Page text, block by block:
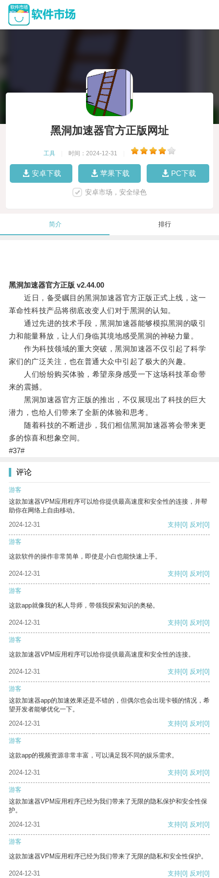
黑洞加速器官方正版网址
工具 时间：2024-12-31
安卓下载 苹果下载 PC下载
安卓市场，安全绿色
简介 排行
黑洞加速器官方正版 v2.44.00
近日，备受瞩目的黑洞加速器官方正版正式上线，这一
革命性科技产品将彻底改变人们对于黑洞的认知。
通过先进的技术手段，黑洞加速器能够模拟黑洞的吸引
力和能量释放，让人们身临其境地感受黑洞的神秘力量。
作为科技领域的重大突破，黑洞加速器不仅引起了科学
家们的广泛关注，也在普通大众中引起了极大的兴趣。
人们纷纷购买体验，希望亲身感受一下这场科技革命带
来的震撼。
黑洞加速器官方正版的推出，不仅展现出了科技的巨大
潜力，也给人们带来了全新的体验和思考。
随着科技的不断进步，我们相信黑洞加速器将会带来更
多的惊喜和想象空间。
#37#
评论
游客
这款加速器VPM应用程序可以给你提供最高速度和安全性的连接，并帮
助你在网络上自由移动。
2024-12-31
支持[0] 反对[0]
游客
这款软件的操作非常简单，即使是小白也能快速上手。
2024-12-31 支持[0] 反对[0]
游客
这款app就像我的私人导师，带领我探索知识的奥秘。
2024-12-31 支持[0] 反对[0]
游客
这款加速器VPM应用程序可以给你提供最高速度和安全性的连接。
2024-12-31 支持[0] 反对[0]
游客
这款加速器app的加速效果还是不错的，但偶尔也会出现卡顿的情况，希
望开发者能够优化一下。
2024-12-31
支持[0] 反对[0]
游客
这款app的视频资源非常丰富，可以满足我不同的娱乐需求。
2024-12-31 支持[0] 反对[0]
游客
这款加速器VPM应用程序已经为我们带来了无限的隐私保护和安全性保
护。
2024-12-31
支持[0] 反对[0]
游客
这款加速器VPM应用程序已经为我们带来了无限的隐私和安全性保护。
2024-12-31 支持[0] 反对[0]